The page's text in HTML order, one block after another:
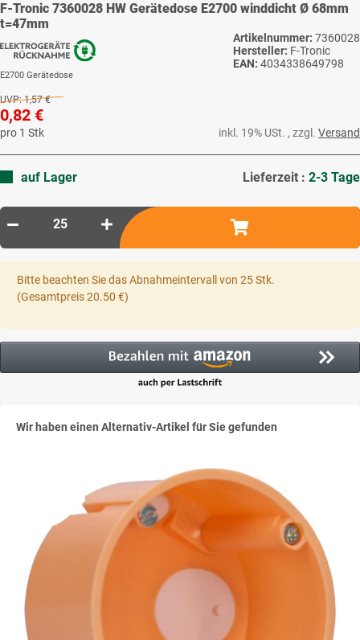
F-Tronic 7360028 HW Gerätedose E2700 winddicht Ø 68mm
t=47mm
Artikelnummer: 7360028
Hersteller: F-Tronic
EAN: 4034338649798
E2700 Gerätedose
UVP: 1,57 €
0,82 €
pro 1 Stk inkl. 19% USt. , zzgl. Versand
auf Lager Lieferzeit : 2-3 Tage
x
Bitte beachten Sie das Abnahmeintervall von 25 Stk.
(Gesamtpreis 20.50 €)
Wir haben einen Alternativ-Artikel für Sie gefunden